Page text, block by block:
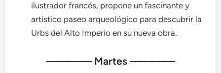
ilustrador francés, propone un fascinante y
artístico paseo arqueológico para descubrir la
Urbs del Alto Imperio en su nueva obra.
———— Martes ————